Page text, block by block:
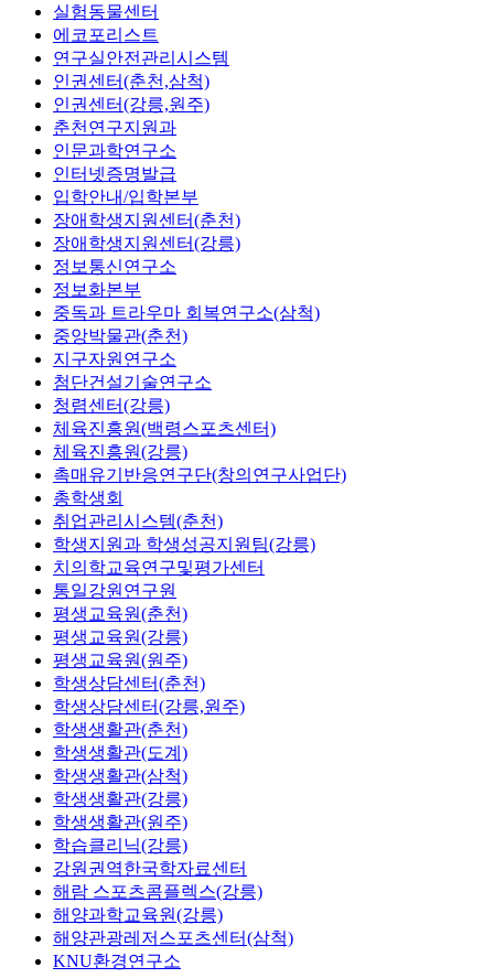
실험동물센터
에코포리스트
연구실안전관리시스템
인권센터(춘천,삼척)
인권센터(강릉,원주)
춘천연구지원과
인문과학연구소
인터넷증명발급
입학안내/입학본부
장애학생지원센터(춘천)
장애학생지원센터(강릉)
정보통신연구소
정보화본부
중독과 트라우마 회복연구소(삼척)
중앙박물관(춘천)
지구자원연구소
첨단건설기술연구소
청렴센터(강릉)
체육진흥원(백령스포츠센터)
체육진흥원(강릉)
촉매유기반응연구단(창의연구사업단)
총학생회
취업관리시스템(춘천)
학생지원과 학생성공지원팀(강릉)
치의학교육연구및평가센터
통일강원연구원
평생교육원(춘천)
평생교육원(강릉)
평생교육원(원주)
학생상담센터(춘천)
학생상담센터(강릉,원주)
학생생활관(춘천)
학생생활관(도계)
학생생활관(삼척)
학생생활관(강릉)
학생생활관(원주)
학습클리닉(강릉)
강원권역한국학자료센터
해람 스포츠콤플렉스(강릉)
해양과학교육원(강릉)
해양관광레저스포츠센터(삼척)
KNU환경연구소